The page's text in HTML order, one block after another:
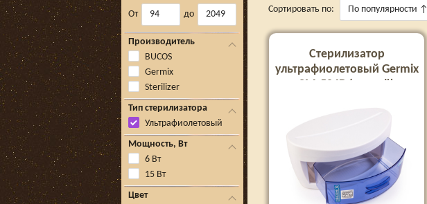
От до
Производитель
BUCOS
Germix
Sterilizer
Тип стерилизатора
Ультрафиолетовый
Мощность, Вт
6 Вт
15 Вт
Цвет
Сортировать по: По популярности ↑
Стерилизатор
ультрафиолетовый Germix
SM-504В (малый)